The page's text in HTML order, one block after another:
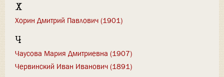
Х
Хорин Дмитрий Павлович (1901)
Ч
Чаусова Мария Дмитриевна (1907)
Червинский Иван Иванович (1891)